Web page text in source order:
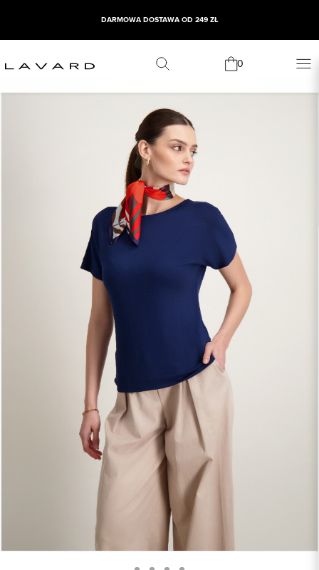
DARMOWA DOSTAWA OD 249 ZŁ
0